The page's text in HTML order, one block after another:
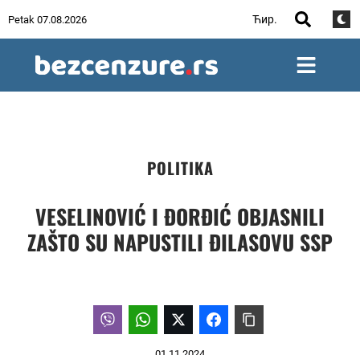
Petak 07.08.2026 Ћир.
POLITIKA
VESELINOVIĆ I ĐORĐIĆ OBJASNILI
ZAŠTO SU NAPUSTILI ĐILASOVU SSP